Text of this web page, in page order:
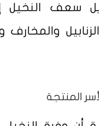
سعف النخيل
والمخارف
المنتجة